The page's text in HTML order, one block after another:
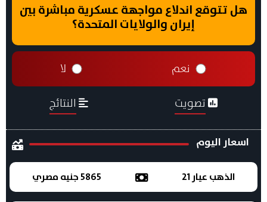
هل تتوقع اندلاع مواجهة عسكرية مباشرة بين
إيران والولايات المتحدة؟
نعم لا
تصويت النتائج
اسعار اليوم
الذهب عيار 21 5865 جنيه مصري